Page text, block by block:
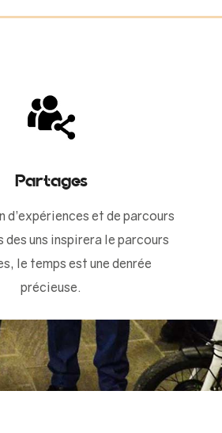
Partages
d’expériences et de parcours
des uns inspirera le parcours
le temps est une denrée
précieuse.